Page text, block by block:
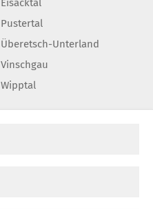
Eisacktal
Pustertal
Überetsch-Unterland
Vinschgau
Wipptal